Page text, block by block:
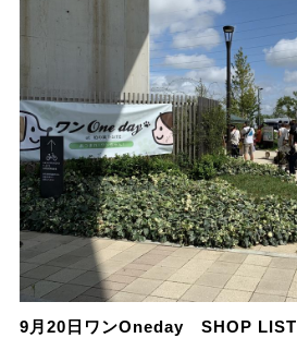
9月20日ワンOneday SHOP LIST